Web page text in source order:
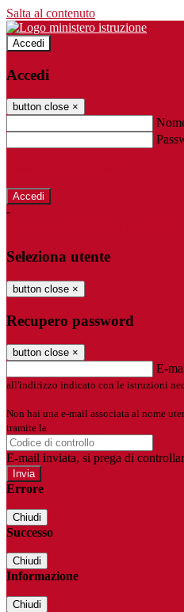
Salta al contenuto
Accedi
Accedi
button close ×
-
Seleziona utente
button close ×
Recupero password
button close ×
E-
all'indirizzo indicato con le istruzioni
Non hai una e-mail associata al nome
tramite la
E-mail inviata, si prega di
Errore
Chiudi
Successo
Chiudi
Informazione
Chiudi